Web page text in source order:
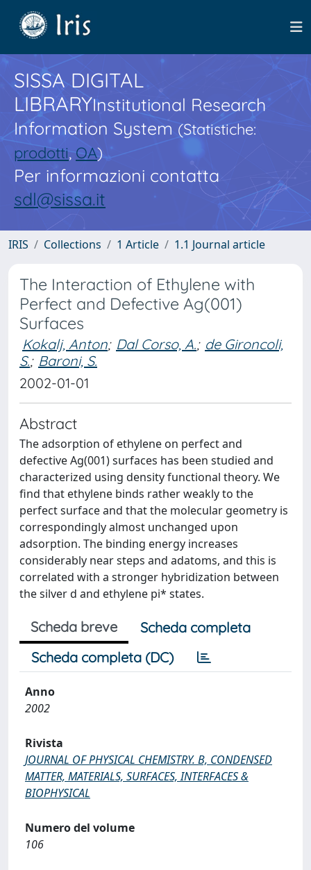
SISSA DIGITAL
LIBRARYInstitutional Research
Information System(Statistiche:
prodotti,OA)
Per informazioni contatta
sdl@sissa.it
IRIS Collections 1 Article 1.1 Journal article
The Interaction of Ethylene with
Perfect and Defective Ag(001)
Surfaces
Kokalj, Anton; Dal Corso, A.; de Gironcoli,
S.; Baroni, S.
2002-01-01
Abstract
The adsorption of ethylene on perfect and
defective Ag(001) surfaces has been studied and
characterized using density functional theory. We
find that ethylene binds rather weakly to the
perfect surface and that the molecular geometry is
correspondingly almost unchanged upon
adsorption. The binding energy increases
considerably near steps and adatoms, and this is
correlated with a stronger hybridization between
the silver d and ethylene pi* states.
Scheda breve
Scheda completa
Scheda completa (DC)
Anno
2002
Rivista
JOURNAL OF PHYSICAL CHEMISTRY. B, CONDENSED
MATTER, MATERIALS, SURFACES, INTERFACES &
BIOPHYSICAL
Numero del volume
106